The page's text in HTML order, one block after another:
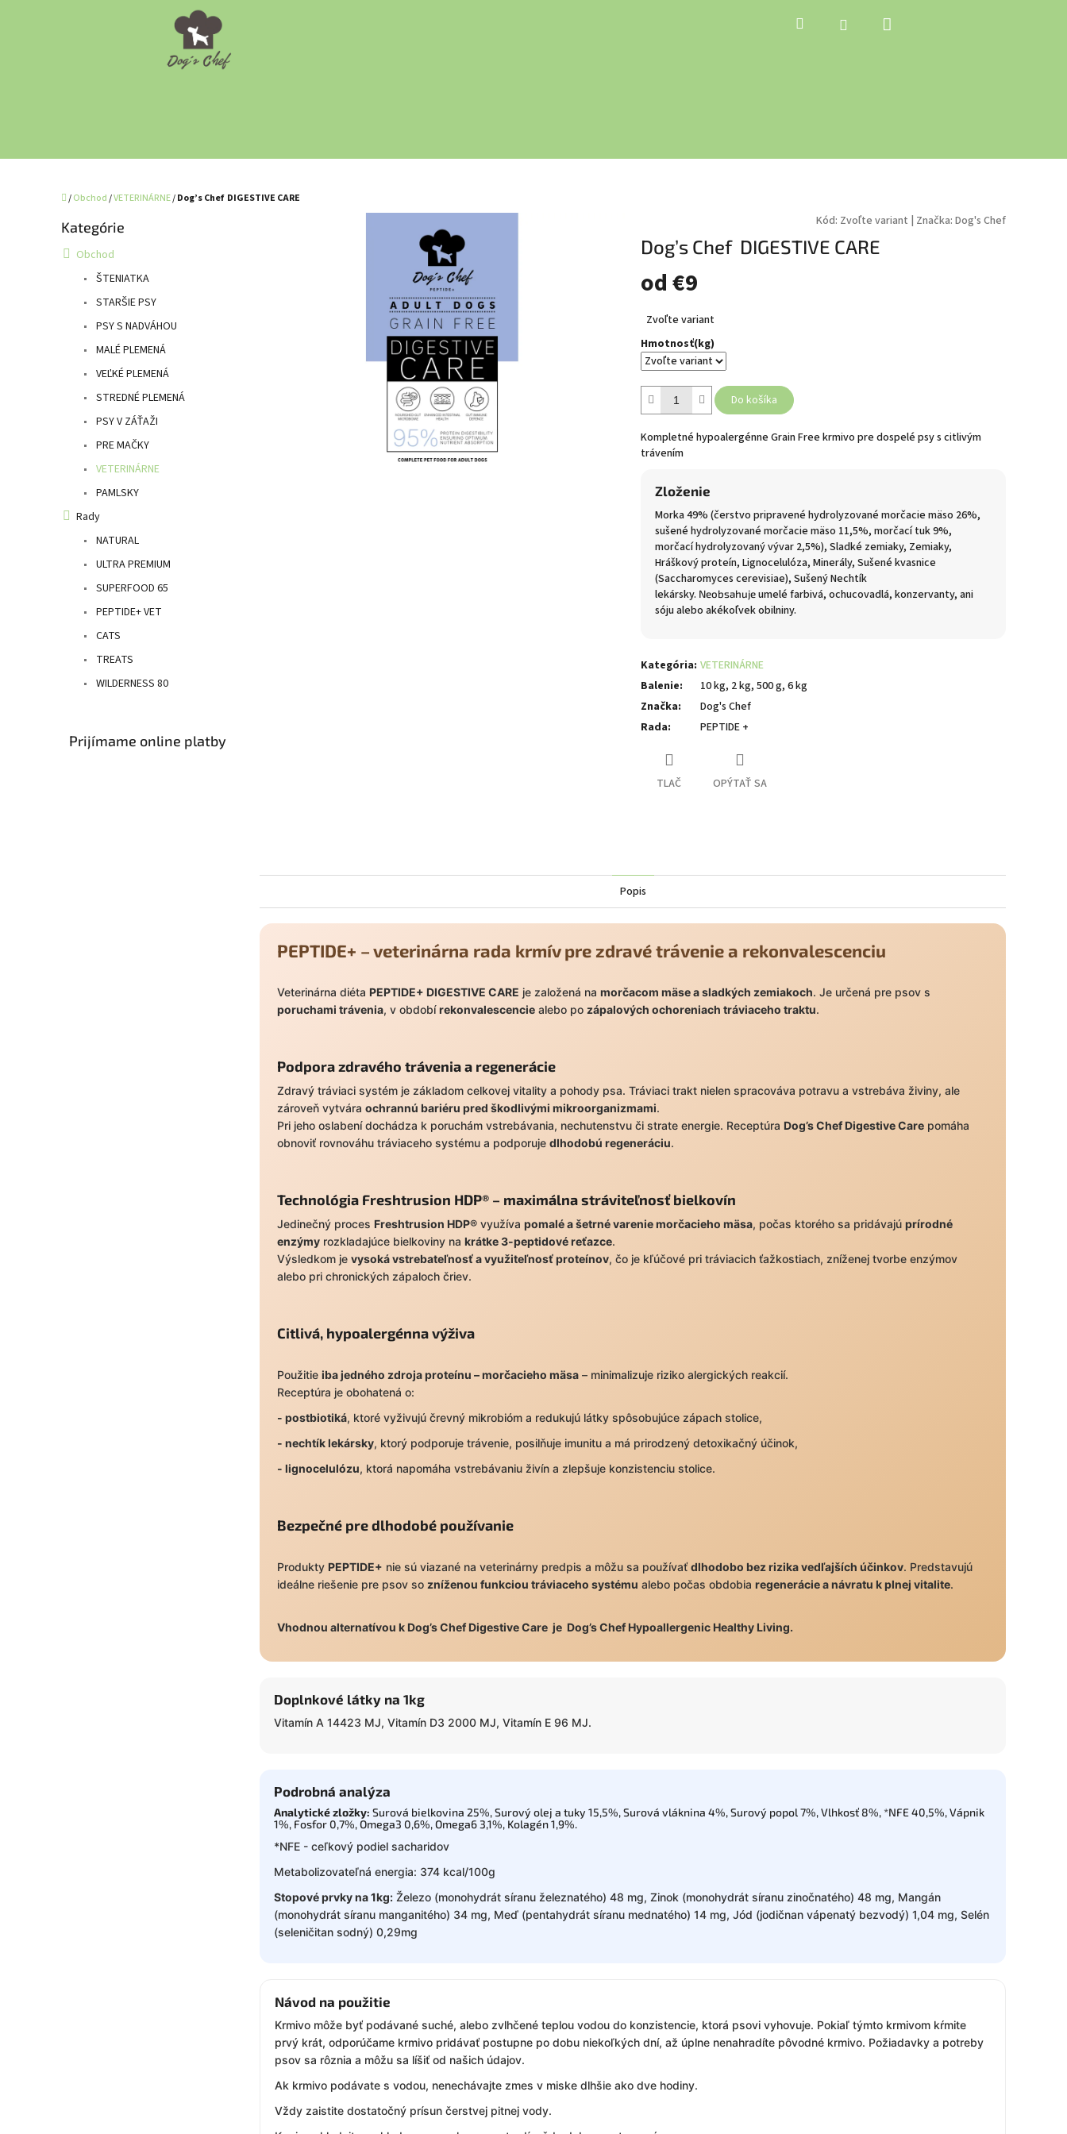
Hľadať Prihlásenie
Domov
/Obchod/VETERINÁRNE/Dog’s Chef DIGESTIVE CARE
Preskočiť
Kategórie
Obchod
ŠTENIATKA
STARŠIE PSY
PSY S NADVÁHOU
MALÉ PLEMENÁ
VEĽKÉ PLEMENÁ
STREDNÉ PLEMENÁ
PSY V ZÁŤAŽI
PRE MAČKY
VETERINÁRNE
PAMLSKY
Rady
NATURAL
ULTRA PREMIUM
SUPERFOOD 65
PEPTIDE+ VET
CATS
TREATS
WILDERNESS 80
Prijímame online platby
Kód: Zvoľte variant | Značka: Dog's Chef
Dog’s Chef DIGESTIVE CARE
od€9
Jednotková
cena:
Zvoľte variant
Hmotnosť(kg)
Do košíka
Kompletné hypoalergénne Grain Free krmivo pre dospelé psy s citlivým
trávením
Zloženie
Morka 49% (čerstvo pripravené hydrolyzované morčacie mäso 26%,
sušené hydrolyzované morčacie mäso 11,5%, morčací tuk 9%,
morčací hydrolyzovaný vývar 2,5%), Sladké zemiaky, Zemiaky,
Hráškový proteín, Lignocelulóza, Minerály, Sušené kvasnice
(Saccharomyces cerevisiae), Sušený Nechtík
lekársky. Neobsahujeumelé farbivá, ochucovadlá, konzervanty, ani
sóju alebo akékoľvek obilniny.
Kategória: VETERINÁRNE
Balenie:
10 kg, 2 kg, 500 g, 6 kg
Značka:
Dog's Chef
Rada: PEPTIDE +
TLAČ OPÝTAŤ SA
Popis
PEPTIDE+ – veterinárna rada krmív pre zdravé trávenie a rekonvalescenciu
Veterinárna diéta PEPTIDE+ DIGESTIVE CARE je založená namorčacom mäse a sladkých zemiakoch. Je určená pre psov s
poruchami trávenia, v obdobírekonvalescencie alebo pozápalových ochoreniach tráviaceho traktu.
Podpora zdravého trávenia a regenerácie
Zdravý tráviaci systém je základom celkovej vitality a pohody psa. Tráviaci trakt nielen spracováva potravu a vstrebáva živiny, ale
zároveň vytváraochrannú bariéru pred škodlivými mikroorganizmami.
Pri jeho oslabení dochádza k poruchám vstrebávania, nechutenstvu či strate energie. Receptúra Dog’s Chef Digestive Care pomáha
obnoviť rovnováhu tráviaceho systému a podporujedlhodobú regeneráciu.
Technológia Freshtrusion HDP® – maximálna stráviteľnosť bielkovín
Jedinečný proces Freshtrusion HDP® využívapomalé a šetrné varenie morčacieho mäsa, počas ktorého sa pridávajúprírodné
enzýmy rozkladajúce bielkoviny nakrátke 3-peptidové reťazce.
Výsledkom jevysoká vstrebateľnosť a využiteľnosť proteínov, čo je kľúčové pri tráviacich ťažkostiach, zníženej tvorbe enzýmov
alebo pri chronických zápaloch čriev.
Citlivá, hypoalergénna výživa
Použitieiba jedného zdroja proteínu – morčacieho mäsa – minimalizuje riziko alergických reakcií.
Receptúra je obohatená o:
- postbiotiká, ktoré vyživujú črevný mikrobióm a redukujú látky spôsobujúce zápach stolice,
- nechtík lekársky, ktorý podporuje trávenie, posilňuje imunitu a má prirodzený detoxikačný účinok,
- lignocelulózu, ktorá napomáha vstrebávaniu živín a zlepšuje konzistenciu stolice.
Bezpečné pre dlhodobé používanie
Produkty PEPTIDE+ nie sú viazané na veterinárny predpis a môžu sa používaťdlhodobo bez rizika vedľajších účinkov. Predstavujú
ideálne riešenie pre psov sozníženou funkciou tráviaceho systému alebo počas obdobiaregenerácie a návratu k plnej vitalite.
Vhodnou alternatívou k Dog’s Chef Digestive Care je Dog’s Chef Hypoallergenic Healthy Living.
Doplnkové látky na 1kg
Vitamín A 14423 MJ, Vitamín D3 2000 MJ, Vitamín E 96 MJ.
Podrobná analýza
Analytické zložky:Surová bielkovina 25%, Surový olej a tuky 15,5%, Surová vláknina 4%, Surový popol 7%, Vlhkosť 8%, *NFE 40,5%, Vápnik
1%, Fosfor 0,7%, Omega3 0,6%, Omega6 3,1%, Kolagén 1,9%.
*NFE - ceľkový podiel sacharidov
Metabolizovateľná energia: 374 kcal/100g
Stopové prvky na 1kg: Železo (monohydrát síranu železnatého) 48 mg, Zinok (monohydrát síranu zinočnatého) 48 mg, Mangán
(monohydrát síranu manganitého) 34 mg, Meď (pentahydrát síranu mednatého) 14 mg, Jód (jodičnan vápenatý bezvodý) 1,04 mg, Selén
(seleničitan sodný) 0,29mg
Návod na použitie
Krmivo môže byť podávané suché, alebo zvlhčené teplou vodou do konzistencie, ktorá psovi vyhovuje. Pokiaľ týmto krmivom kŕmite
prvý krát, odporúčame krmivo pridávať postupne po dobu niekoľkých dní, až úplne nenahradíte pôvodné krmivo. Požiadavky a potreby
psov sa rôznia a môžu sa líšiť od našich údajov.
Ak krmivo podávate s vodou, nenechávajte zmes v miske dlhšie ako dve hodiny.
Vždy zaistite dostatočný prísun čerstvej pitnej vody.